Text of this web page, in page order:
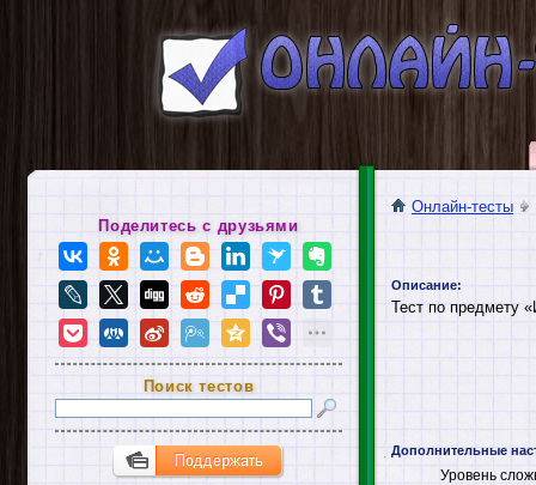
Онлайн-тесты
Описание:
Тест по предмету
Дополнительные
Уровень
Поделитесь с друзьями
Поиск тестов